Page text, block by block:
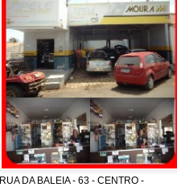
RUA DA BALEIA - 63 - CENTRO -